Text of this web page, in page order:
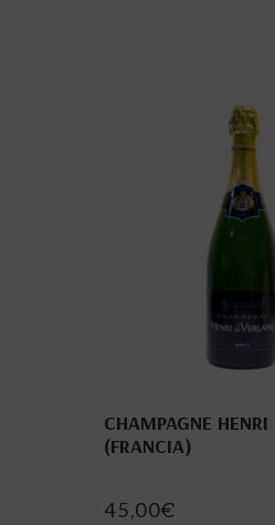
CHAMPAGNE HENRI
(FRANCIA)
45,00€